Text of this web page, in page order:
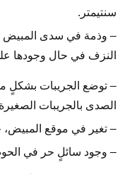
سنتيمتر.
– وذمة في سدى المبيض
النزف في حال وجودها
– توضع الجريبات بشكلٍ
الصدى بالجريبات
– تغير في موقع
– وجود سائلٍ حر في الحوض في أكثر من